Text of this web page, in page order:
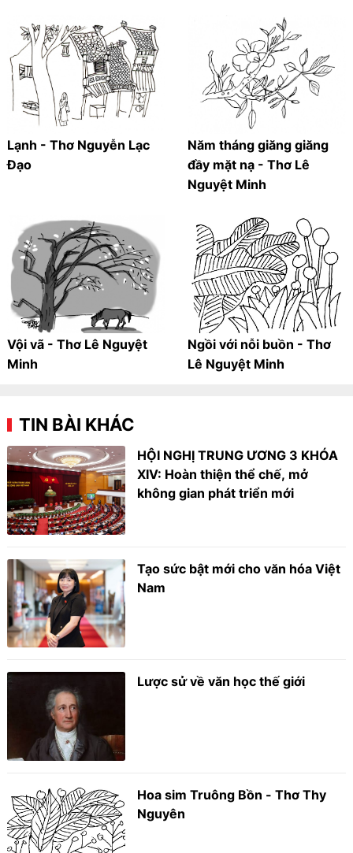
Lạnh - Thơ Nguyễn Lạc
Đạo
Năm tháng giăng giăng
đầy mặt nạ - Thơ Lê
Nguyệt Minh
Vội vã - Thơ Lê Nguyệt
Minh
Ngồi với nỗi buồn - Thơ
Lê Nguyệt Minh
TIN BÀI KHÁC
HỘI NGHỊ TRUNG ƯƠNG 3 KHÓA
XIV: Hoàn thiện thể chế, mở
không gian phát triển mới
Tạo sức bật mới cho văn hóa Việt
Nam
Lược sử về văn học thế giới
Hoa sim Truông Bồn - Thơ Thy
Nguyên